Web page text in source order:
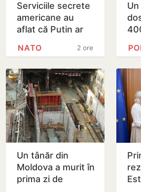
Serviciile secrete
americane au
aflat că Putin ar
cu un atac chiar în
2 ore
NATO
Un tânăr din
Moldova a murit în
prima zi de